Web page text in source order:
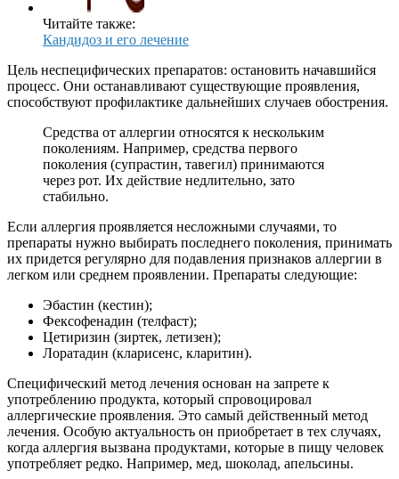
Читайте также:
Кандидоз и его лечение
Цель неспецифических препаратов: остановить начавшийся
процесс. Они останавливают существующие проявления,
способствуют профилактике дальнейших случаев обострения.
Средства от аллергии относятся к нескольким
поколениям. Например, средства первого
поколения (супрастин, тавегил) принимаются
через рот. Их действие недлительно, зато
стабильно.
Если аллергия проявляется несложными случаями, то
препараты нужно выбирать последнего поколения, принимать
их придется регулярно для подавления признаков аллергии в
легком или среднем проявлении. Препараты следующие:
Эбастин (кестин);
Фексофенадин (телфаст);
Цетиризин (зиртек, летизен);
Лоратадин (кларисенс, кларитин).
Специфический метод лечения основан на запрете к
употреблению продукта, который спровоцировал
аллергические проявления. Это самый действенный метод
лечения. Особую актуальность он приобретает в тех случаях,
когда аллергия вызвана продуктами, которые в пищу человек
употребляет редко. Например, мед, шоколад, апельсины.